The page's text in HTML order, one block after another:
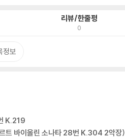
리뷰/한줄평
0
정보
K.219
트 바이올린 소나타 28번 K.304 2악장)